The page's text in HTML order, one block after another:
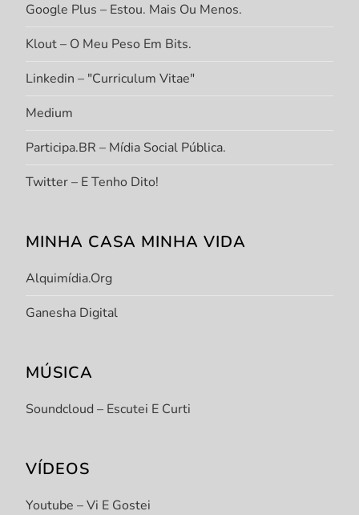
Google Plus – Estou. Mais Ou Menos.
Klout – O Meu Peso Em Bits.
Linkedin – "Curriculum Vitae"
Medium
Participa.BR – Mídia Social Pública.
Twitter – E Tenho Dito!
MINHA CASA MINHA VIDA
Alquimídia.org
Ganesha Digital
MÚSICA
Soundcloud – Escutei E Curti
VÍDEOS
Youtube – Vi E Gostei